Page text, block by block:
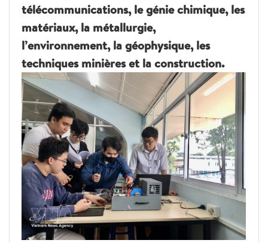
télécommunications, le génie chimique, les
matériaux, la métallurgie,
l’environnement, la géophysique, les
techniques minières et la construction.